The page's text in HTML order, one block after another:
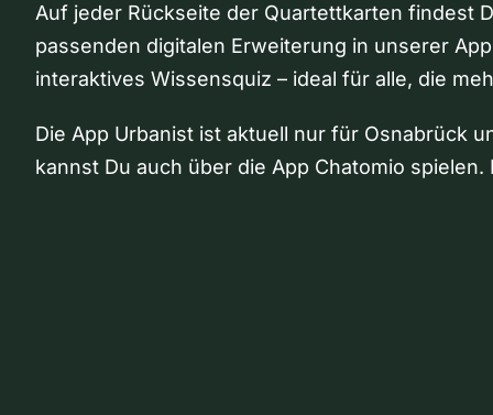
Auf jeder Rückseite der Quartettkarten findest
passenden digitalen Erweiterung in unserer
interaktives Wissensquiz – ideal für alle, die
Die App Urbanist ist aktuell nur für Osnabrück
kannst Du auch über die App Chatomio